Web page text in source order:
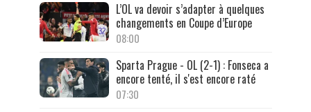
L’OL va devoir s’adapter à quelques
changements en Coupe d’Europe
08:00
Sparta Prague - OL (2-1) : Fonseca a
encore tenté, il s'est encore raté
07:30